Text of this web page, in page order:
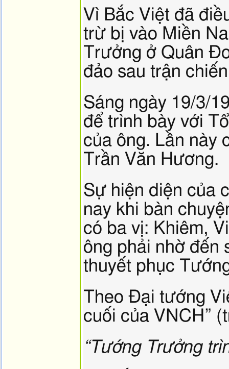
Vì Bắc Việt đã
trừ bị vào Miền
Trưởng ở Quân
đảo sau trận
Sáng ngày 19/3/
để trình bày với
của ông. Lần này
Trần Văn Hương.
Sự hiện diện của
nay khi bàn
có ba vị: Khiêm,
ông phải nhờ đến
thuyết phục
Theo Đại tướng
cuối của VNCH”
“Tướng Trưởng